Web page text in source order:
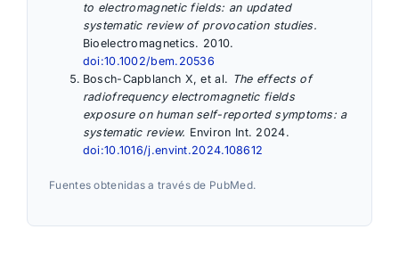
to electromagnetic fields: an updated
systematic review of provocation studies.
Bioelectromagnetics. 2010.
doi:10.1002/bem.20536
Bosch-Capblanch X, et al. The effects of
radiofrequency electromagnetic fields
exposure on human self-reported symptoms: a
systematic review. Environ Int. 2024.
doi:10.1016/j.envint.2024.108612
Fuentes obtenidas a través de PubMed.